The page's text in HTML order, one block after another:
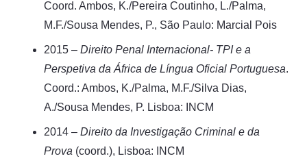
Coord. Ambos, K./Pereira Coutinho, L./Palma,
M.F./Sousa Mendes, P., São Paulo: Marcial Pois
2015 – Direito Penal Internacional- TPI e a
Perspetiva da África de Língua Oficial Portuguesa.
Coord.: Ambos, K./Palma, M.F./Silva Dias,
A./Sousa Mendes, P. Lisboa: INCM
2014 – Direito da Investigação Criminal e da
Prova (coord.), Lisboa: INCM